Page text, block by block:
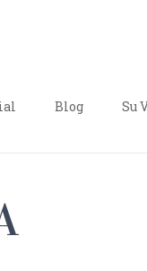
Blog Su